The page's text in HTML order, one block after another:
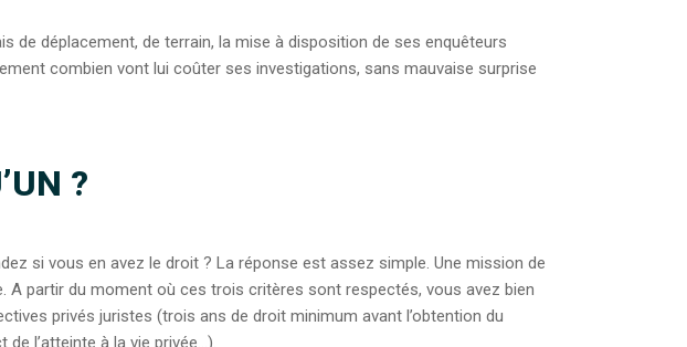
déplacement, de terrain, la mise à disposition de ses enquêteurs
combien vont lui coûter ses investigations, sans mauvaise surprise
?
si vous en avez le droit ? La réponse est assez simple. Une mission de
A partir du moment où ces trois critères sont respectés, vous avez bien
privés juristes (trois ans de droit minimum avant l’obtention du
l’atteinte à la vie privée…).